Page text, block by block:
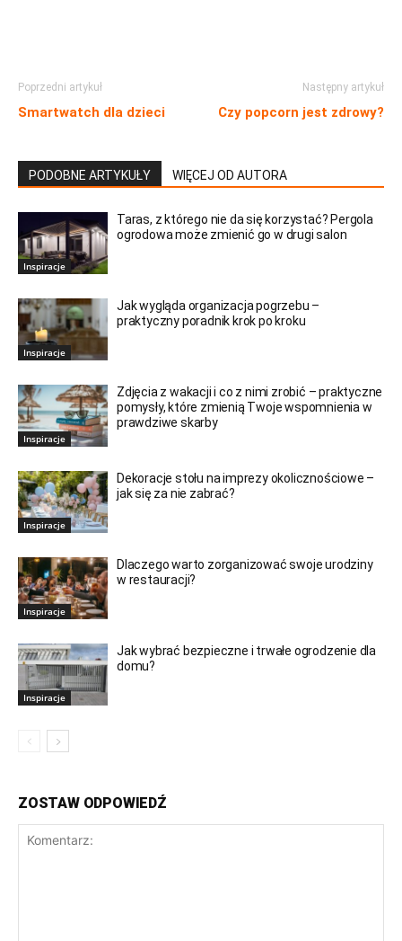
Poprzedni artykuł
Smartwatch dla dzieci
Następny artykuł
Czy popcorn jest zdrowy?
PODOBNE ARTYKUŁY WIĘCEJ OD AUTORA
Inspiracje
Taras, z którego nie da się korzystać? Pergola
ogrodowa może zmienić go w drugi salon
Inspiracje
Jak wygląda organizacja pogrzebu –
praktyczny poradnik krok po kroku
Inspiracje
Zdjęcia z wakacji i co z nimi zrobić – praktyczne
pomysły, które zmienią Twoje wspomnienia w
prawdziwe skarby
Inspiracje
Dekoracje stołu na imprezy okolicznościowe –
jak się za nie zabrać?
Inspiracje
Dlaczego warto zorganizować swoje urodziny
w restauracji?
Inspiracje
Jak wybrać bezpieczne i trwałe ogrodzenie dla
domu?
ZOSTAW ODPOWIEDŹ